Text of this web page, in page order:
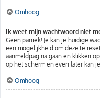
Omhoog
Ik weet mijn wachtwoord niet
Geen paniek! Je kan je huidige
een mogelijkheid om deze te
aanmeldpagina gaan en klikken op
op het scherm en even later kan
Omhoog